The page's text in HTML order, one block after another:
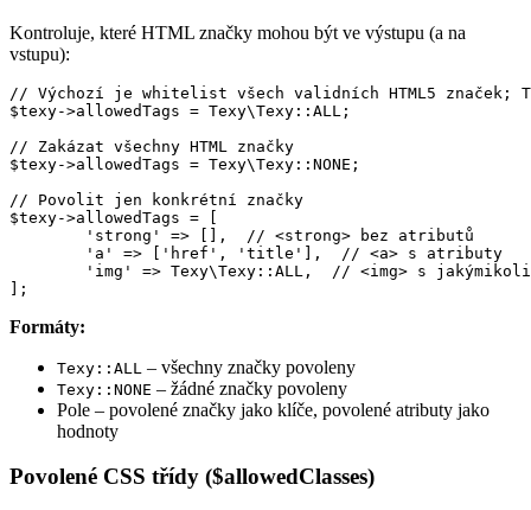
Kontroluje, které HTML značky mohou být ve výstupu (a na
vstupu):
// Výchozí je whitelist všech validních HTML5 značek;
$texy->allowedTags = Texy\Texy::ALL;
// Zakázat všechny HTML značky
$texy->allowedTags = Texy\Texy::NONE;
// Povolit jen konkrétní značky
$texy->allowedTags = [
Formáty:
Texy::ALL – všechny značky povoleny
Texy::NONE – žádné značky povoleny
Pole – povolené značky jako klíče, povolené atributy jako
hodnoty
Povolené CSS třídy ($allowedClasses)